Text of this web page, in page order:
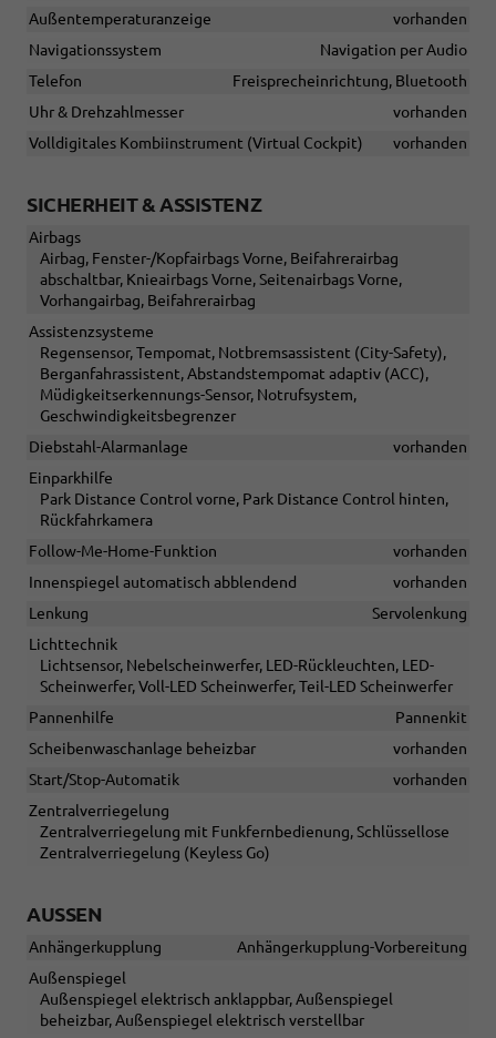
Außentemperaturanzeige
vorhanden
Navigationssystem
Navigation per Audio
Telefon
Freisprecheinrichtung, Bluetooth
Uhr & Drehzahlmesser
vorhanden
Volldigitales Kombiinstrument (Virtual Cockpit)
vorhanden
SICHERHEIT & ASSISTENZ
Airbags
Airbag, Fenster-/Kopfairbags Vorne, Beifahrerairbag
abschaltbar, Knieairbags Vorne, Seitenairbags Vorne,
Vorhangairbag, Beifahrerairbag
Assistenzsysteme
Regensensor, Tempomat, Notbremsassistent (City-Safety),
Berganfahrassistent, Abstandstempomat adaptiv (ACC),
Müdigkeitserkennungs-Sensor, Notrufsystem,
Geschwindigkeitsbegrenzer
Diebstahl-Alarmanlage
vorhanden
Einparkhilfe
Park Distance Control vorne, Park Distance Control hinten,
Rückfahrkamera
Follow-Me-Home-Funktion
vorhanden
Innenspiegel automatisch abblendend
vorhanden
Lenkung
Servolenkung
Lichttechnik
Lichtsensor, Nebelscheinwerfer, LED-Rückleuchten, LED-
Scheinwerfer, Voll-LED Scheinwerfer, Teil-LED Scheinwerfer
Pannenhilfe
Pannenkit
Scheibenwaschanlage beheizbar
vorhanden
Start/Stop-Automatik
vorhanden
Zentralverriegelung
Zentralverriegelung mit Funkfernbedienung, Schlüssellose
Zentralverriegelung (Keyless Go)
AUSSEN
Anhängerkupplung
Anhängerkupplung-Vorbereitung
Außenspiegel
Außenspiegel elektrisch anklappbar, Außenspiegel
beheizbar, Außenspiegel elektrisch verstellbar